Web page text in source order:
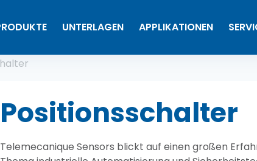
UNTERLAGEN APPLIKATIONEN
Positionsschalter
Telemecanique Sensors blickt auf einen großen